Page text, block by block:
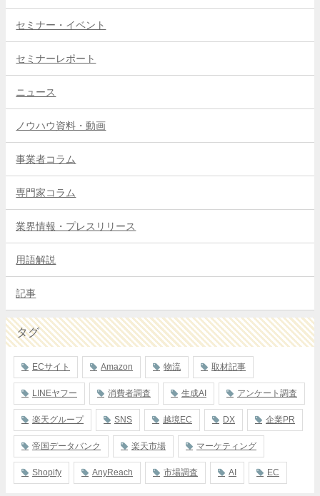
セミナー・イベント
セミナーレポート
ニュース
ノウハウ資料・動画
事業者コラム
専門家コラム
業界情報・プレスリリース
用語解説
記事
タグ
ECサイト Amazon 物流 取材記事
LINEヤフー 消費者調査 生成AI アンケート調査
楽天グループ SNS 越境EC DX 企業PR
帝国データバンク 楽天市場 マーケティング
Shopify AnyReach 市場調査 AI EC